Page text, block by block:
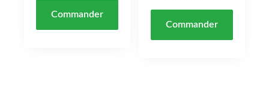
Commander
Commander